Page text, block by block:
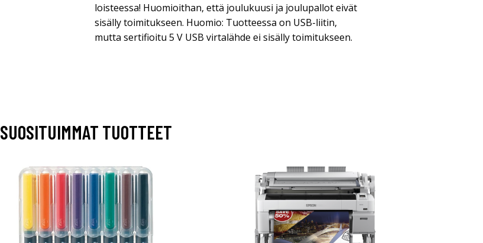
loisteessa! Huomioithan, että joulukuusi ja joulupallot eivät
sisälly toimitukseen. Huomio: Tuotteessa on USB-liitin,
mutta sertifioitu 5 V USB virtalähde ei sisälly toimitukseen.
SUOSITUIMMAT TUOTTEET